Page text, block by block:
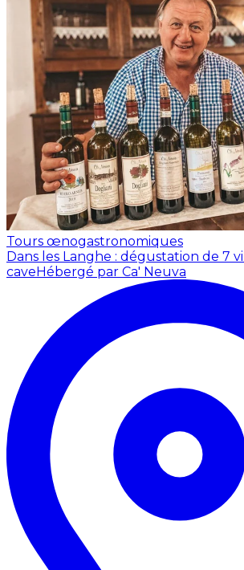
Tours œnogastronomiques
Dans les Langhe : dégustation de 7
caveHébergé par Ca' Neuva